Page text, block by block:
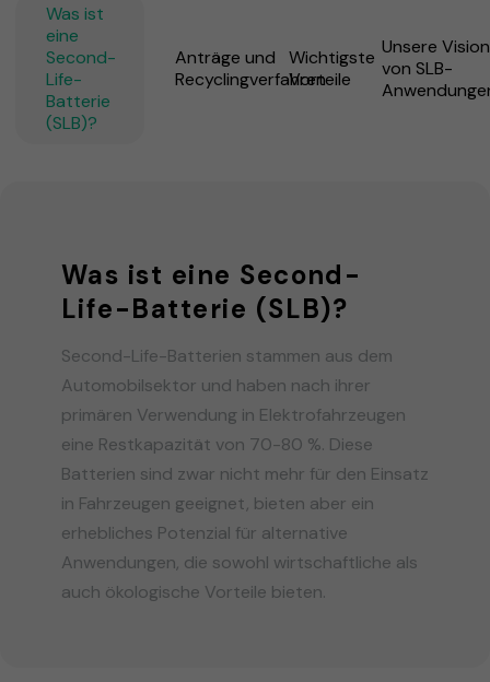
Was ist
eine
Second-
Life-
Batterie
(SLB)?
Anträge und
Recyclingverfahren
Wichtigste
Vorteile
Unsere Vision
von SLB-
Was ist eine Second-
Life-Batterie (SLB)?
Second-Life-Batterien stammen aus dem
Automobilsektor und haben nach ihrer
primären Verwendung in Elektrofahrzeugen
eine Restkapazität von 70-80 %. Diese
Batterien sind zwar nicht mehr für den Einsatz
in Fahrzeugen geeignet, bieten aber ein
erhebliches Potenzial für alternative
Anwendungen, die sowohl wirtschaftliche als
auch ökologische Vorteile bieten.